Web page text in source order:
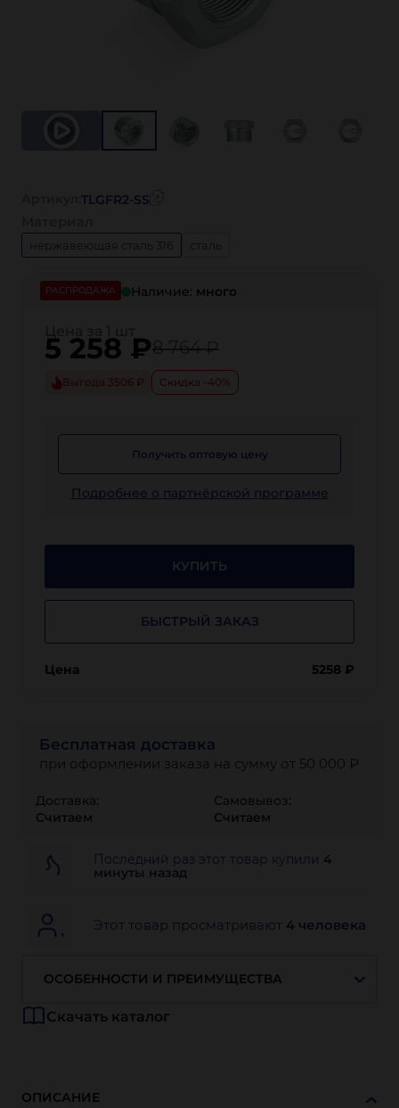
РАСПРОДАЖА Наличие: много
5 258 ₽8 764 ₽
Выгода 3506 ₽ Скидка -40%
Получить оптовую цену
Подробнее о партнёрской программе
КУПИТЬ
БЫСТРЫЙ ЗАКАЗ
Цена 5258 ₽
Бесплатная доставка
при оформлении заказа на сумму от 50 000 ₽
Доставка:
Считаем
Самовывоз:
Считаем
Последний раз этот товар купили 4
минуты назад
Этот товар просматривают 4 человека
ОСОБЕННОСТИ И ПРЕИМУЩЕСТВА
Скачать каталог
TLGFR2-SS
нержавеющая сталь 316
ОПИСАНИЕ